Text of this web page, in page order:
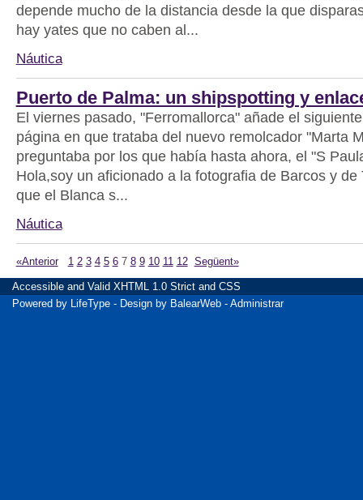
depende mucho de la distancia desde la que
hay yates que no caben al...
Náutica
Puerto de Palma: un shipspotting y
El viernes pasado, "Ferromallorca" añade el
página en que trataba del nuevo remolcador "Marta
preguntaba por los que había hasta ahora, el "S
Hola,soy un aficionado a la fotografia de Barcos y de
que el Blanca s...
Náutica
«Anterior 1 2 3 4 5 6 7 8 9 10 11 12 Següent»
Accessible and Valid XHTML 1.0 Strict and CSS
Powered by
LifeType - Design by BalearWeb - Administrar